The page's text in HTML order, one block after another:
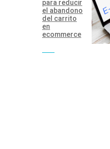
para reducir
el abandono
del carrito
en
ecommerce